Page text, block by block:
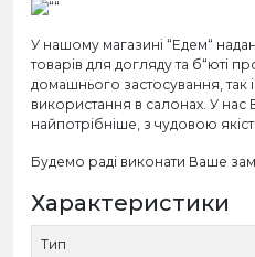
У нашому магазині “Едем“
товарів для догляду та б“юті
домашнього застосування, так
використання в салонах. У нас
найпотрібніше, з чудовою
Будемо раді виконати Ваше
Характеристики
Тип